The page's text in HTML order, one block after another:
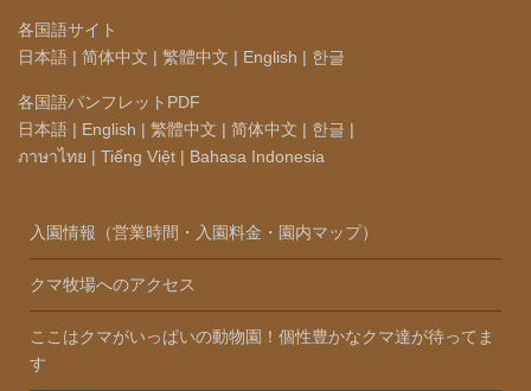
各国語サイト
日本語 | 简体中文 | 繁體中文 | English | 한글
各国語パンフレットPDF
日本語 | English | 繁體中文 | 简体中文 | 한글 |
ภาษาไทย | Tiếng Việt | Bahasa Indonesia
入園情報（営業時間・入園料金・園内マップ）
クマ牧場へのアクセス
ここはクマがいっぱいの動物園！個性豊かなクマ達が待ってま
す